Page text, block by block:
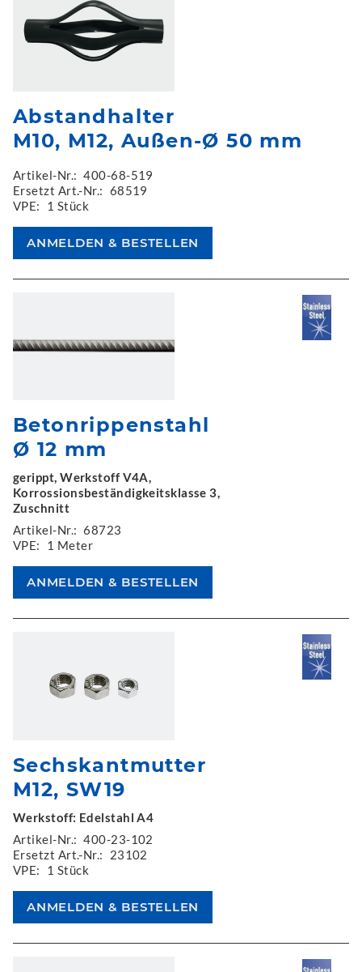
Abstandhalter
M10, M12, Außen-Ø 50 mm
Artikel-Nr.: 400-68-519
Ersetzt Art.-Nr.: 68519
VPE:
1 Stück
Betonrippenstahl
Ø 12 mm
gerippt, Werkstoff V4A,
Korrossionsbeständigkeitsklasse 3,
Zuschnitt
Artikel-Nr.: 68723
VPE:
1 Meter
Sechskantmutter
M12, SW19
Werkstoff: Edelstahl A4
Artikel-Nr.: 400-23-102
Ersetzt Art.-Nr.:
23102
VPE:
1 Stück